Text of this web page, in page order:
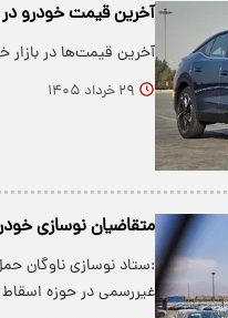
آخرین قیمت خودرو در بازار
آخرین قیمت‌ها در بازار خودرو
۲۹ خرداد ۱۴۰۵
متقاضیان نوسازی
:ستاد نوسازی ناوگان
غیررسمی در حوزه